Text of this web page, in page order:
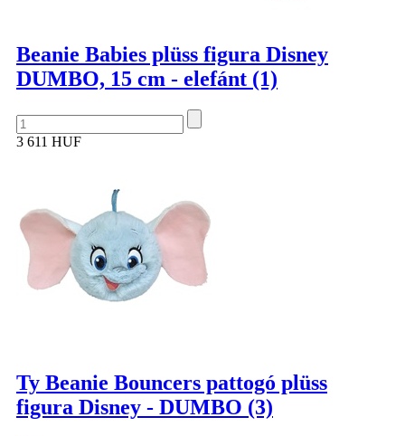
Beanie Babies plüss figura Disney
DUMBO, 15 cm - elefánt (1)
3 611 HUF
Ty Beanie Bouncers pattogó plüss
figura Disney - DUMBO (3)